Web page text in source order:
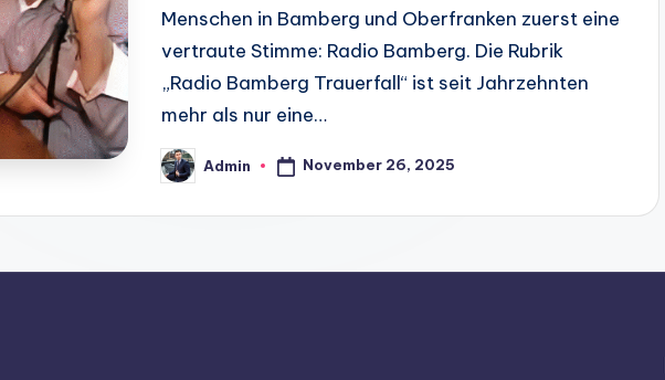
Menschen in Bamberg und Oberfranken zuerst eine
vertraute Stimme: Radio Bamberg. Die Rubrik
„Radio Bamberg Trauerfall“ ist seit Jahrzehnten
mehr als nur eine…
Admin November 26, 2025